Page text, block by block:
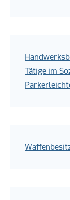
Tätige im